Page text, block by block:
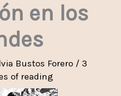
en los
Bustos Forero / 3
of reading